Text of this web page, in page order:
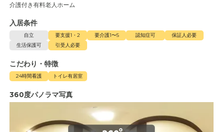
介護付き有料老人ホーム
入居条件
自立 要支援1・2 要介護1〜5 認知症可
保証人必要
生活保護可
引受人必要
こだわり・特徴
24時間看護 トイレ有居室
360度パノラマ写真